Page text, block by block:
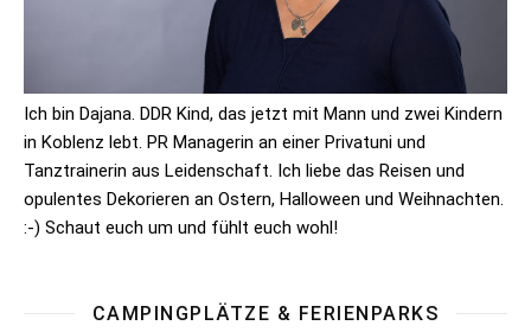
Ich bin Dajana. DDR Kind, das jetzt mit Mann und zwei Kindern
in Koblenz lebt. PR Managerin an einer Privatuni und
Tanztrainerin aus Leidenschaft. Ich liebe das Reisen und
opulentes Dekorieren an Ostern, Halloween und Weihnachten.
:-) Schaut euch um und fühlt euch wohl!
CAMPINGPLÄTZE & FERIENPARKS